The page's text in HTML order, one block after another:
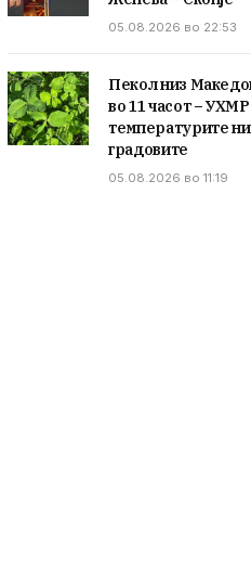
05.08.2026 во 22:53
Пекол низ
во 11 часот –
температурите
градовите
05.08.2026 во 11:19